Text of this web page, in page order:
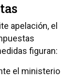
apelación, el
figuran:
el ministerio